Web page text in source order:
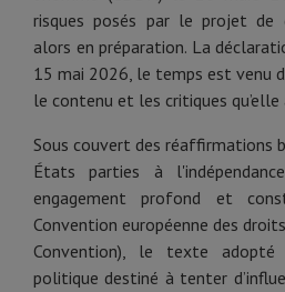
risques posés par le projet de
alors en préparation. La
15 mai 2026, le temps est venu
le contenu et les critiques qu’elle
Sous couvert des réaffirmations
États parties à
engagement profond et
Convention européenne des
Convention), le texte adopté
politique destiné à tenter